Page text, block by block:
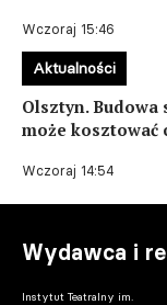
Wczoraj 15:46
Olsztyn.
może kosztować
Wczoraj 14:54
Aktualności
Wydawca i
Instytut Teatralny im.